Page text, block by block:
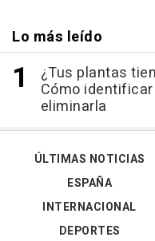
Lo más leído
¿Tus plantas
Cómo
eliminarla
ÚLTIMAS NOTICIAS
ESPAÑA
INTERNACIONAL
DEPORTES